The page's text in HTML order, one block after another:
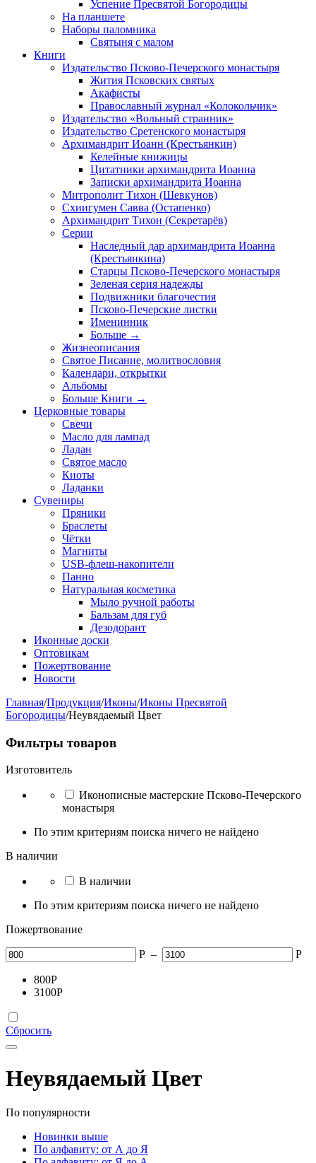
Успение Пресвятой Богородицы
На планшете
Наборы паломника
Святыня с малом
Книги
Издательство Псково-Печерского монастыря
Жития Псковских святых
Акафисты
Православный журнал «Колокольчик»
Издательство «Вольный странник»
Издательство Сретенского монастыря
Архимандрит Иоанн (Крестьянкин)
Келейные книжицы
Цитатники архимандрита Иоанна
Записки архимандрита Иоанна
Митрополит Тихон (Шевкунов)
Схиигумен Савва (Остапенко)
Архимандрит Тихон (Секретарёв)
Серии
Наследный дар архимандрита Иоанна
(Крестьянкина)
Старцы Псково-Печерского монастыря
Зеленая серия надежды
Подвижники благочестия
Псково-Печерские листки
Именинник
Больше →
Жизнеописания
Святое Писание, молитвословия
Календари, открытки
Альбомы
Больше Книги →
Церковные товары
Свечи
Масло для лампад
Ладан
Святое масло
Киоты
Ладанки
Сувениры
Пряники
Браслеты
Чётки
Магниты
USB-флеш-накопители
Панно
Натуральная косметика
Мыло ручной работы
Бальзам для губ
Дезодорант
Иконные доски
Оптовикам
Пожертвование
Новости
Главная/Продукция/Иконы/Иконы Пресвятой
Богородицы/Неувядаемый Цвет
Фильтры товаров
Изготовитель
Иконописные мастерские Псково-Печерского
монастыря
По этим критериям поиска ничего не найдено
В наличии
В наличии
По этим критериям поиска ничего не найдено
Пожертвование
Р – Р
800Р
3100Р
Сбросить
Неувядаемый Цвет
По популярности
Новинки выше
По алфавиту: от А до Я